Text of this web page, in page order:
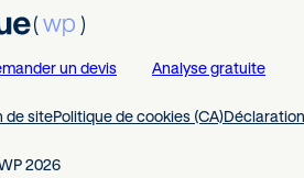
un devis Analyse gratuite
de sitePolitique de cookies (CA)
2026